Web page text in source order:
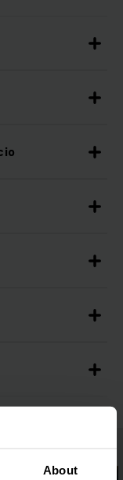
About